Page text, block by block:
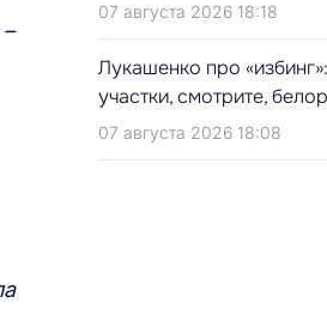
07 августа 2026 18:18
Лукашенко про
участки, смотрите,
07 августа 2026 18:08